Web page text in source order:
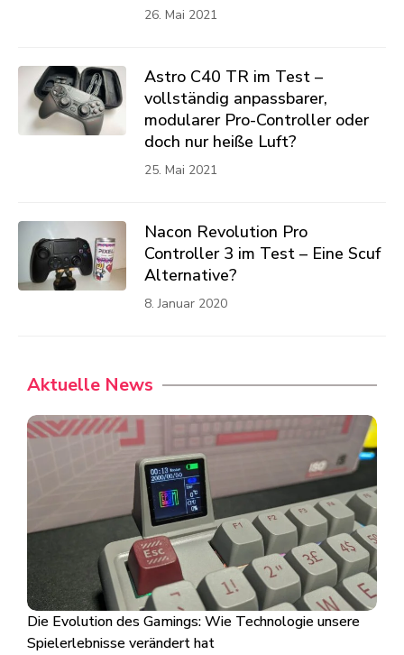
26. Mai 2021
Astro C40 TR im Test –
vollständig anpassbarer,
modularer Pro-Controller oder
doch nur heiße Luft?
25. Mai 2021
Nacon Revolution Pro
Controller 3 im Test – Eine Scuf
Alternative?
8. Januar 2020
Aktuelle News
Die Evolution des Gamings: Wie Technologie unsere
Spielerlebnisse verändert hat